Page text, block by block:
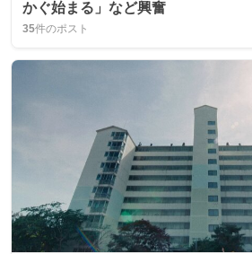
かぐ始まる」など興奮
35件のポスト